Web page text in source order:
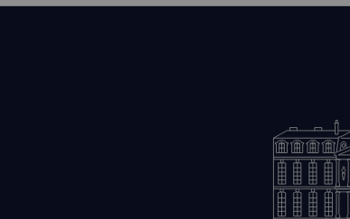
de la France, que cela se transforme en
avec tout ce que cela comporte
quotidiennes par d'autres moyens. Non.
l'opération militaire s'achève par la
à parler sérieusement - on peut le faire